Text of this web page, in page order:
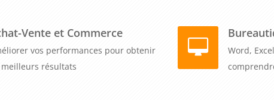
Vente et Commerce
vos performances pour obtenir
résultats
Word,